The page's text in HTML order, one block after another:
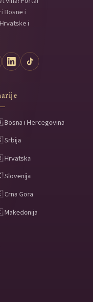
Bosne i
i
i Hercegovina
Gora